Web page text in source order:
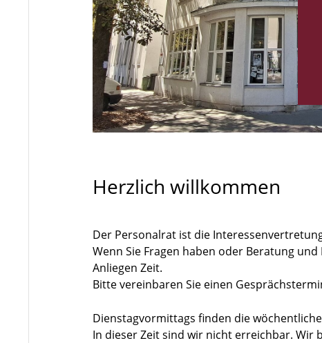
Herzlich willkommen
Der Personalrat ist die
Wenn Sie Fragen haben oder Beratung
Anliegen Zeit.
Bitte vereinbaren Sie einen
Dienstagvormittags finden die
In dieser Zeit sind wir nicht erreichbar. Wir